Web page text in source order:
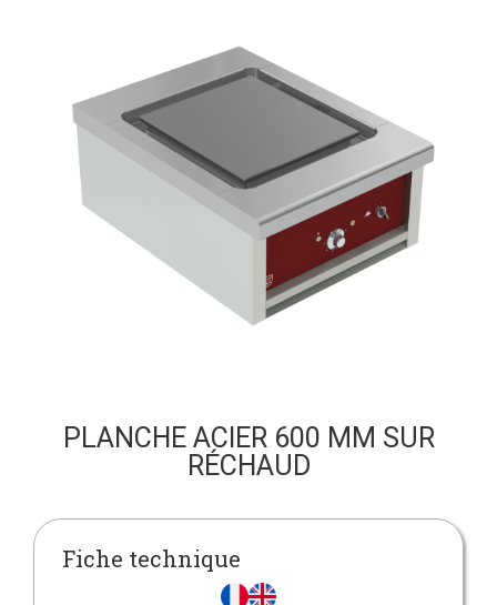
PLANCHE ACIER 600 MM SUR
RÉCHAUD
Fiche technique